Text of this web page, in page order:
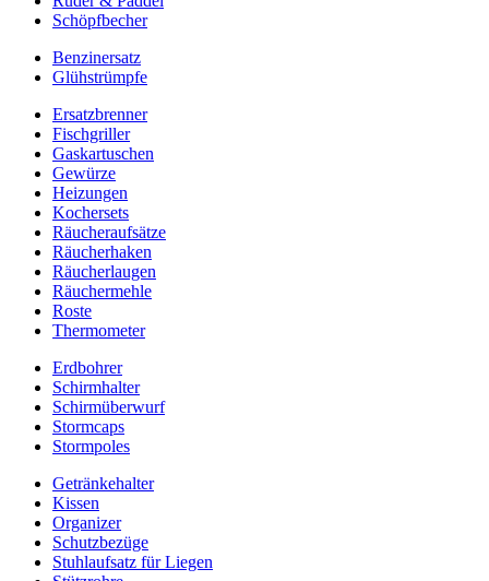
Schöpfbecher
Benzinersatz
Glühstrümpfe
Ersatzbrenner
Fischgriller
Gaskartuschen
Gewürze
Heizungen
Kochersets
Räucheraufsätze
Räucherhaken
Räucherlaugen
Räuchermehle
Roste
Thermometer
Erdbohrer
Schirmhalter
Schirmüberwurf
Stormcaps
Stormpoles
Getränkehalter
Kissen
Organizer
Schutzbezüge
Stuhlaufsatz für Liegen